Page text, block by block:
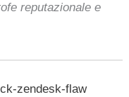
reputazionale e
zendesk-flaw